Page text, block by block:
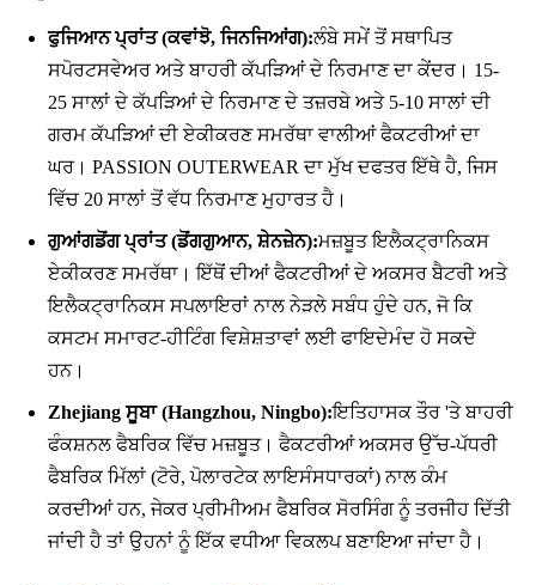
ਫੁਜਿਆਨ ਪ੍ਰਾਂਤ (ਕਵਾਂਝੋ, ਜਿਨਜਿਆਂਗ):ਲੰਬੇ ਸਮੇਂ ਤੋਂ ਸਥਾਪਿਤ
ਸਪੋਰਟਸਵੇਅਰ ਅਤੇ ਬਾਹਰੀ ਕੱਪੜਿਆਂ ਦੇ ਨਿਰਮਾਣ ਦਾ ਕੇਂਦਰ। 15-
25 ਸਾਲਾਂ ਦੇ ਕੱਪੜਿਆਂ ਦੇ ਨਿਰਮਾਣ ਦੇ ਤਜ਼ਰਬੇ ਅਤੇ 5-10 ਸਾਲਾਂ ਦੀ
ਗਰਮ ਕੱਪੜਿਆਂ ਦੀ ਏਕੀਕਰਣ ਸਮਰੱਥਾ ਵਾਲੀਆਂ ਫੈਕਟਰੀਆਂ ਦਾ
ਘਰ। PASSION OUTERWEAR ਦਾ ਮੁੱਖ ਦਫਤਰ ਇੱਥੇ ਹੈ, ਜਿਸ
ਵਿੱਚ 20 ਸਾਲਾਂ ਤੋਂ ਵੱਧ ਨਿਰਮਾਣ ਮੁਹਾਰਤ ਹੈ।
ਗੁਆਂਗਡੋਂਗ ਪ੍ਰਾਂਤ (ਡੋਂਗਗੁਆਨ, ਸ਼ੇਨਜ਼ੇਨ):ਮਜ਼ਬੂਤ ​​ਇਲੈਕਟ੍ਰਾਨਿਕਸ
ਏਕੀਕਰਣ ਸਮਰੱਥਾ। ਇੱਥੋਂ ਦੀਆਂ ਫੈਕਟਰੀਆਂ ਦੇ ਅਕਸਰ ਬੈਟਰੀ ਅਤੇ
ਇਲੈਕਟ੍ਰਾਨਿਕਸ ਸਪਲਾਇਰਾਂ ਨਾਲ ਨੇੜਲੇ ਸਬੰਧ ਹੁੰਦੇ ਹਨ, ਜੋ ਕਿ
ਕਸਟਮ ਸਮਾਰਟ-ਹੀਟਿੰਗ ਵਿਸ਼ੇਸ਼ਤਾਵਾਂ ਲਈ ਫਾਇਦੇਮੰਦ ਹੋ ਸਕਦੇ
ਹਨ।
Zhejiang ਸੂਬਾ (Hangzhou, Ningbo):ਇਤਿਹਾਸਕ ਤੌਰ 'ਤੇ ਬਾਹਰੀ
ਫੰਕਸ਼ਨਲ ਫੈਬਰਿਕ ਵਿੱਚ ਮਜ਼ਬੂਤ। ਫੈਕਟਰੀਆਂ ਅਕਸਰ ਉੱਚ-ਪੱਧਰੀ
ਫੈਬਰਿਕ ਮਿੱਲਾਂ (ਟੋਰੇ, ਪੋਲਾਰਟੇਕ ਲਾਇਸੰਸਧਾਰਕਾਂ) ਨਾਲ ਕੰਮ
ਕਰਦੀਆਂ ਹਨ, ਜੇਕਰ ਪ੍ਰੀਮੀਅਮ ਫੈਬਰਿਕ ਸੋਰਸਿੰਗ ਨੂੰ ਤਰਜੀਹ ਦਿੱਤੀ
ਜਾਂਦੀ ਹੈ ਤਾਂ ਉਹਨਾਂ ਨੂੰ ਇੱਕ ਵਧੀਆ ਵਿਕਲਪ ਬਣਾਇਆ ਜਾਂਦਾ ਹੈ।